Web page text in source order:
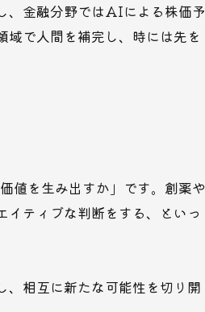
、金融分野ではAIによる株価予
で人間を補完し、時には先を
値を生み出すか」です。創薬や
ティブな判断をする、といっ
相互に新たな可能性を切り開